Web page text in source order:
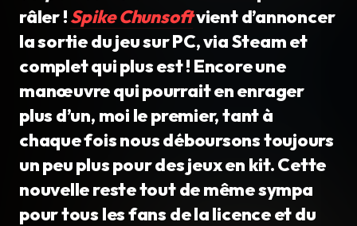
râler !Spike Chunsoftvient d’annoncer
la sortie du jeu sur PC, via Steam et
complet qui plus est ! Encore une
manœuvre qui pourrait en enrager
plus d’un, moi le premier, tant à
chaque fois nous déboursons toujours
un peu plus pour des jeux en kit. Cette
nouvelle reste tout de même sympa
pour tous les fans de la licence et du